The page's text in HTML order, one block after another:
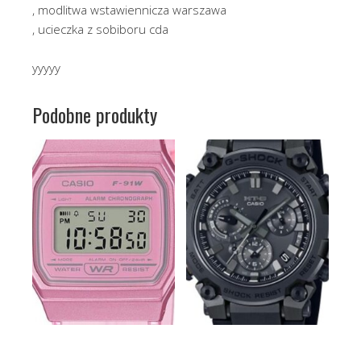
, modlitwa wstawiennicza warszawa
, ucieczka z sobiboru cda
yyyyy
Podobne produkty